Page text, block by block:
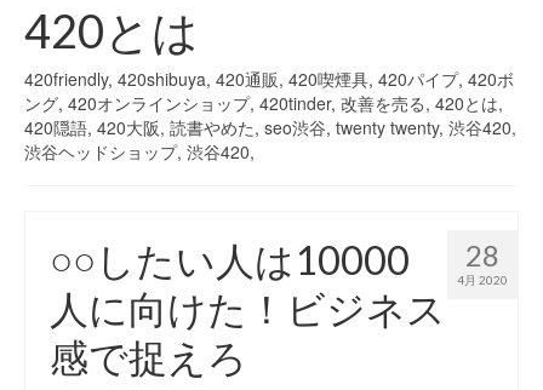
420 shibuya_info
420 shibuya_access
420 shibuya_shop
About:FOUR TWENTY SHIBUYA
YouTube:420shibuya
420 Blog Full
420とは
420friendly, 420shibuya, 420通販, 420喫煙具, 420パイプ, 420ボ
ング, 420オンラインショップ, 420tinder, 改善を売る, 420とは,
420隠語, 420大阪, 読書やめた, seo渋谷, twenty twenty, 渋谷420,
渋谷ヘッドショップ, 渋谷420,
28
4月 2020
○○したい人は10000
人に向けた！ビジネス
感で捉えろ